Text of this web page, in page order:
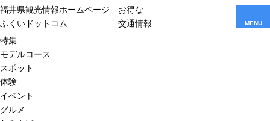
福井県観光情報ホームページ
ふくいドットコム
お得な
交通情報
MENU
特集
モデルコース
スポット
体験
イベント
グルメ